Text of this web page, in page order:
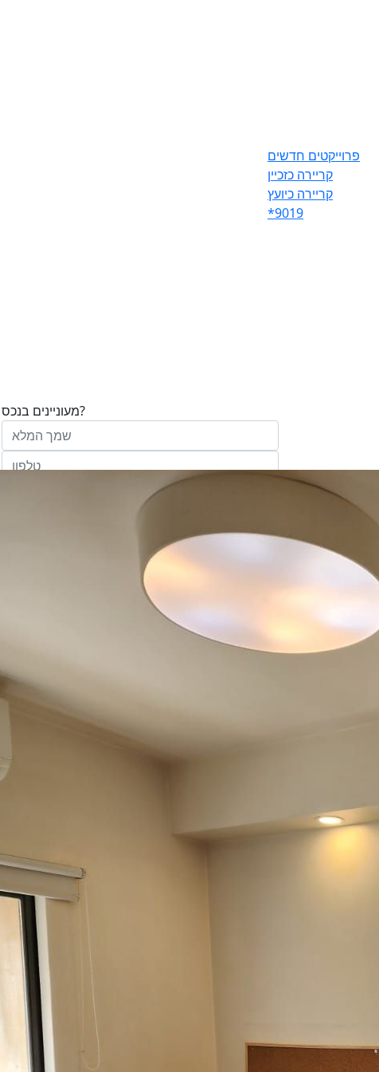
פרוייקטים חדשים
קריירה כזכיין
קריירה כיועץ
*9019
מעוניינים בנכס?
בע"מ ו/או מי מטעמה ("אנגלו סכסון") בדוא"ל,
במסרונים ובשיחת טלפון שיווקית, הצעות ודברי שיווק
ופרסומת כהגדרתם בחוק וכן, שפרטיי האישיים
יישמרו במאגריה וישמשו אותה לשליחת מידע ולקידום
פעילותיה, לרבות אך לא רק, לעריכת ניתוח מידע
ומחקר סטטיסטי.למדיניות הפרטיות של החברה.
שלח